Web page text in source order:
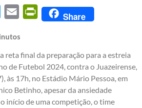
Twitter Email PrintFriendly
Share
reta final da preparação para a estreia
de Futebol 2024, contra o Juazeirense,
às 17h, no Estádio Mário Pessoa, em
Betinho, apesar da ansiedade
início de uma competição, o time